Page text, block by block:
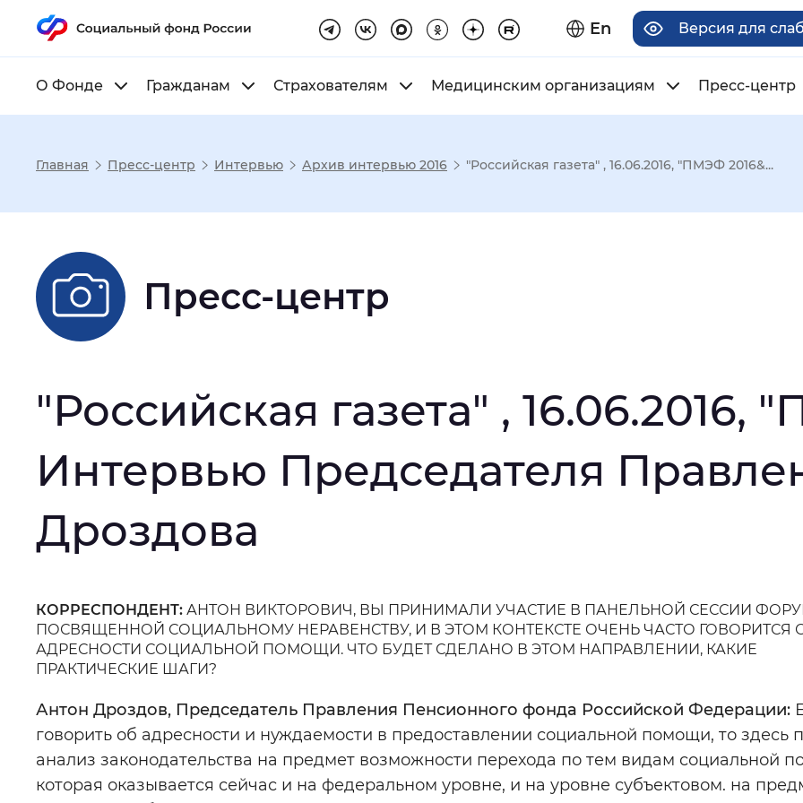
En Версия для
О Фонде Гражданам Страхователям Медицинским организациям Пресс-центр
Настройка режима отображения
Размер шрифта
Шрифт
Интервал между буквами: Нормальный Увеличенный Большой
Цвет сайта: Монохромный Инверсивный монохромный Синий
Звуковой ассистент: Воспроизвести Остановить Повторить
Вернуть стандартные настройки
Главная Пресс-центр Интервью Архив интервью 2016 "Российская газета" , 16.06.2016, "ПМЭФ 2016&...
Пресс-центр
"Российская газета" , 16.06.2016,
Интервью Председателя
Дроздова
Основная
информация
КОРРЕСПОНДЕНТ: АНТОН ВИКТОРОВИЧ, ВЫ ПРИНИМАЛИ УЧАСТИЕ В ПАНЕЛЬНОЙ СЕССИИ
ПОСВЯЩЕННОЙ СОЦИАЛЬНОМУ НЕРАВЕНСТВУ, И В ЭТОМ КОНТЕКСТЕ ОЧЕНЬ ЧАСТО ГОВОРИТСЯ
АДРЕСНОСТИ СОЦИАЛЬНОЙ ПОМОЩИ. ЧТО БУДЕТ СДЕЛАНО В ЭТОМ НАПРАВЛЕНИИ, КАКИЕ
ПРАКТИЧЕСКИЕ ШАГИ?
Антон Дроздов, Председатель Правления Пенсионного фонда Российской Федерации:
говорить об адресности и нуждаемости в предоставлении социальной помощи, то здесь
анализ законодательства на предмет возможности перехода по тем видам социальной
которая оказывается сейчас и на федеральном уровне, и на уровне субъектовом. на